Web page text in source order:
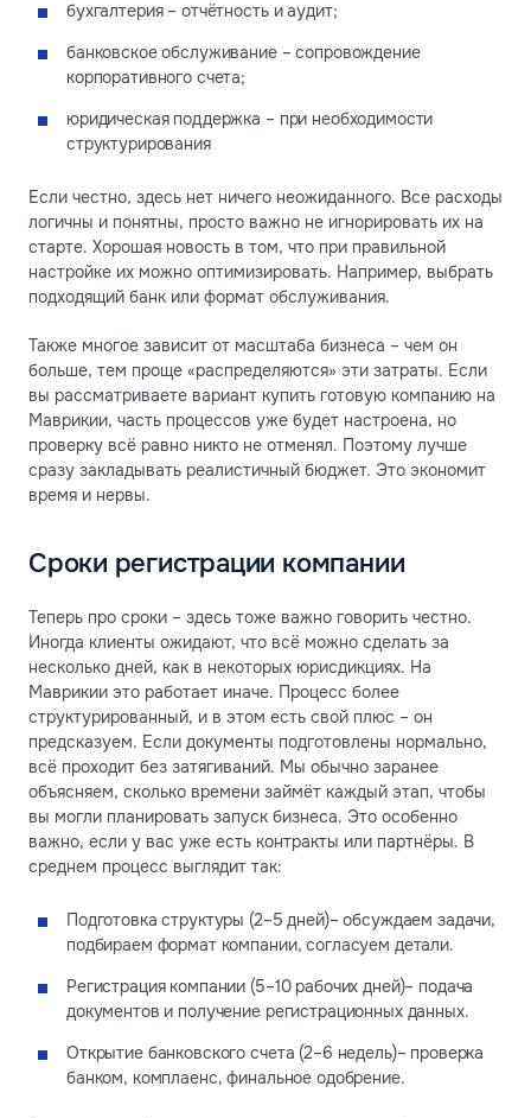
бухгалтерия – отчётность и аудит;
банковское обслуживание – сопровождение
корпоративного счета;
юридическая поддержка – при необходимости
структурирования
Если честно, здесь нет ничего неожиданного. Все расходы
логичны и понятны, просто важно не игнорировать их на
старте. Хорошая новость в том, что при правильной
настройке их можно оптимизировать. Например, выбрать
подходящий банк или формат обслуживания.
Также многое зависит от масштаба бизнеса – чем он
больше, тем проще «распределяются» эти затраты. Если
вы рассматриваете вариант купить готовую компанию на
Маврикии, часть процессов уже будет настроена, но
проверку всё равно никто не отменял. Поэтому лучше
сразу закладывать реалистичный бюджет. Это экономит
время и нервы.
Сроки регистрации компании
Теперь про сроки – здесь тоже важно говорить честно.
Иногда клиенты ожидают, что всё можно сделать за
несколько дней, как в некоторых юрисдикциях. На
Маврикии это работает иначе. Процесс более
структурированный, и в этом есть свой плюс – он
предсказуем. Если документы подготовлены нормально,
всё проходит без затягиваний. Мы обычно заранее
объясняем, сколько времени займёт каждый этап, чтобы
вы могли планировать запуск бизнеса. Это особенно
важно, если у вас уже есть контракты или партнёры. В
среднем процесс выглядит так:
Подготовка структуры (2–5 дней)– обсуждаем задачи,
подбираем формат компании, согласуем детали.
Регистрация компании (5–10 рабочих дней)– подача
документов и получение регистрационных данных.
Открытие банковского счета (2–6 недель)– проверка
банком, комплаенс, финальное одобрение.